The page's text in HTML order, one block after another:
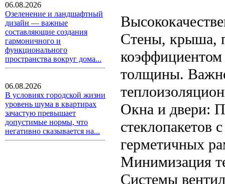
06.08.2026
Озеленение и ландшафтный
дизайн — важные
составляющие создания
гармоничного и
функционального
пространства вокруг дома...
06.08.2026
В условиях городской жизни
уровень шума в квартирах
зачастую превышает
допустимые нормы, что
негативно сказывается на...
Стены, крыша,
коэффициентом
толщины.
Окна и двери:
стеклопакетов
герметичных
Минимизация
Системы